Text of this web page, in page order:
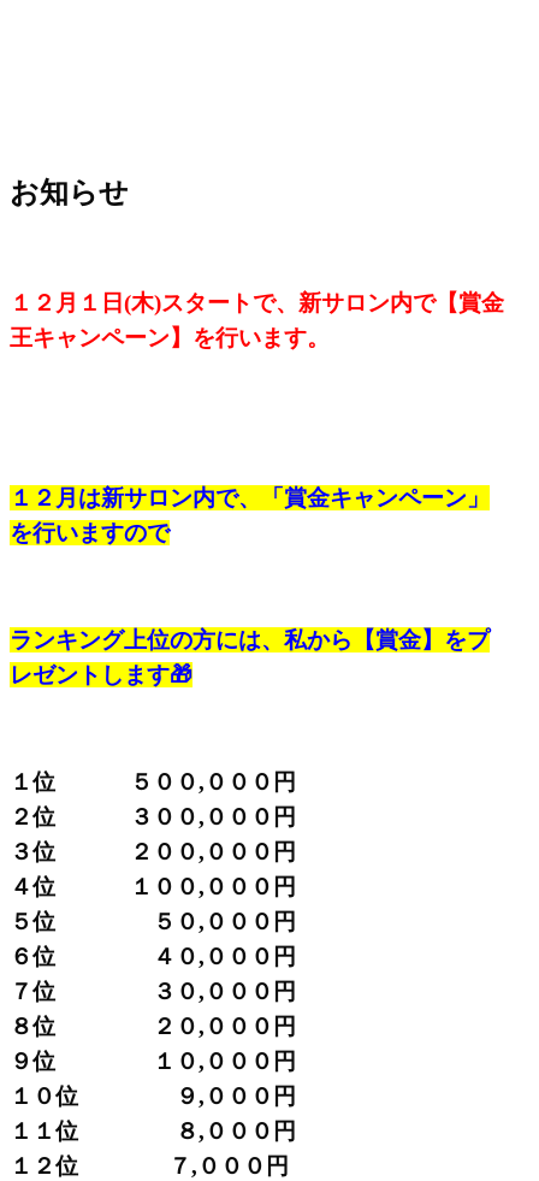
お知らせ
１２月１日(木)スタートで、新サロン内で【賞金
王キャンペーン】を行います。
１２月は新サロン内で、「賞金キャンペーン」
を行いますので
ランキング上位の方には、私から【賞金】をプ
レゼントします🎁
１位 ５００,０００円
２位 ３００,０００円
３位 ２００,０００円
４位 １００,０００円
５位 ５０,０００円
６位 ４０,０００円
７位 ３０,０００円
８位 ２０,０００円
９位 １０,０００円
１０位 ９,０００円
１１位 ８,０００円
１２位 ７,０００円